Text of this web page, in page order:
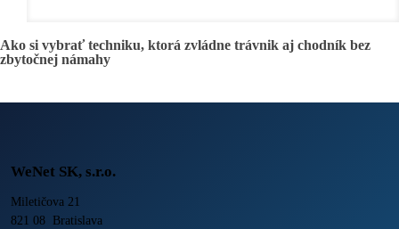
Ako si vybrať techniku, ktorá zvládne trávnik aj chodník bez
zbytočnej námahy
WeNet SK, s.r.o.
Miletičova 21
821 08 Bratislava